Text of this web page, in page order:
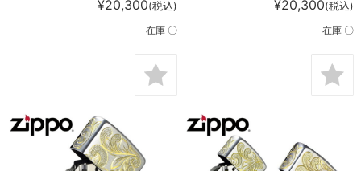
¥20,300(税込)
在庫 〇
¥20,300(税込)
在庫 〇